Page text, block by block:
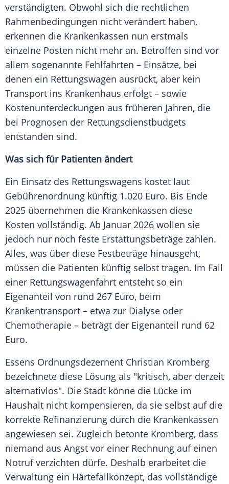
verständigten. Obwohl sich die rechtlichen
Rahmenbedingungen nicht verändert haben,
erkennen die Krankenkassen nun erstmals
einzelne Posten nicht mehr an. Betroffen sind vor
allem sogenannte Fehlfahrten – Einsätze, bei
denen ein Rettungswagen ausrückt, aber kein
Transport ins Krankenhaus erfolgt – sowie
Kostenunterdeckungen aus früheren Jahren, die
bei Prognosen der Rettungsdienstbudgets
entstanden sind.
Was sich für Patienten ändert
Ein Einsatz des Rettungswagens kostet laut
Gebührenordnung künftig 1.020 Euro. Bis Ende
2025 übernehmen die Krankenkassen diese
Kosten vollständig. Ab Januar 2026 wollen sie
jedoch nur noch feste Erstattungsbeträge zahlen.
Alles, was über diese Festbeträge hinausgeht,
müssen die Patienten künftig selbst tragen. Im Fall
einer Rettungswagenfahrt entsteht so ein
Eigenanteil von rund 267 Euro, beim
Krankentransport – etwa zur Dialyse oder
Chemotherapie – beträgt der Eigenanteil rund 62
Euro.
Essens Ordnungsdezernent Christian Kromberg
bezeichnete diese Lösung als "kritisch, aber derzeit
alternativlos". Die Stadt könne die Lücke im
Haushalt nicht kompensieren, da sie selbst auf die
korrekte Refinanzierung durch die Krankenkassen
angewiesen sei. Zugleich betonte Kromberg, dass
niemand aus Angst vor einer Rechnung auf einen
Notruf verzichten dürfe. Deshalb erarbeitet die
Verwaltung ein Härtefallkonzept, das vollständige